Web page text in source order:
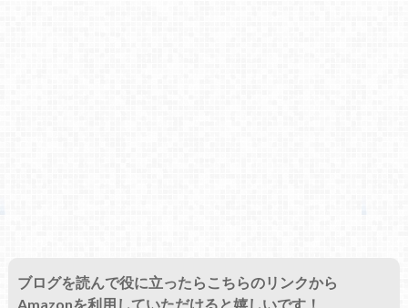
ブログを読んで役に立ったらこちらのリンクから
Amazonを利用していただけると嬉しいです！